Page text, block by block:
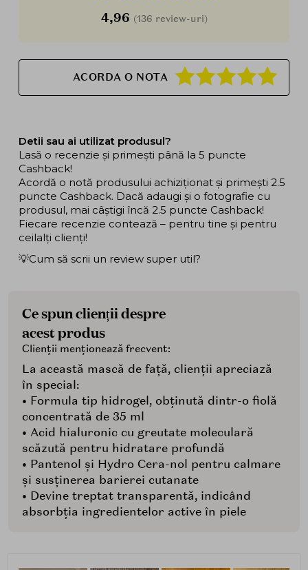
4,96 (136 review-uri)
ACORDA O NOTA
Detii sau ai utilizat produsul?
Lasă o recenzie și primești până la 5 puncte
Cashback!
Acordă o notă produsului achiziționat și primești 2.5
puncte Cashback. Dacă adaugi și o fotografie cu
produsul, mai câștigi încă 2.5 puncte Cashback!
Fiecare recenzie contează – pentru tine și pentru
ceilalți clienți!
💡Cum să scrii un review super util?
Ce spun clienții despre
acest produs
Clienții menționează frecvent:
La această mască de față, clienții apreciază
în special:
• Formula tip hidrogel, obținută dintr-o fiolă
concentrată de 35 ml
• Acid hialuronic cu greutate moleculară
scăzută pentru hidratare profundă
• Pantenol și Hydro Cera-nol pentru calmare
și susținerea barierei cutanate
• Devine treptat transparentă, indicând
absorbția ingredientelor active în piele